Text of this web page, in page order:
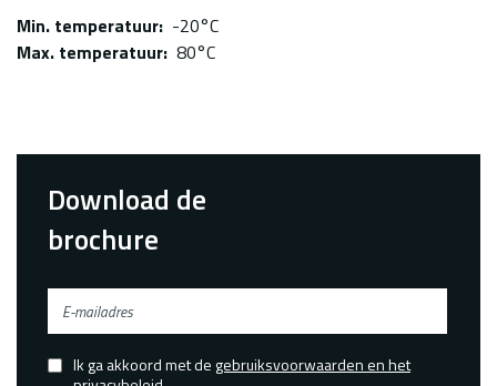
Min. temperatuur -20°C
Max. temperatuur 80°C
Download de
brochure
E-
mailadres
Confirmed
Ik ga akkoord met de gebruiksvoorwaarden en het